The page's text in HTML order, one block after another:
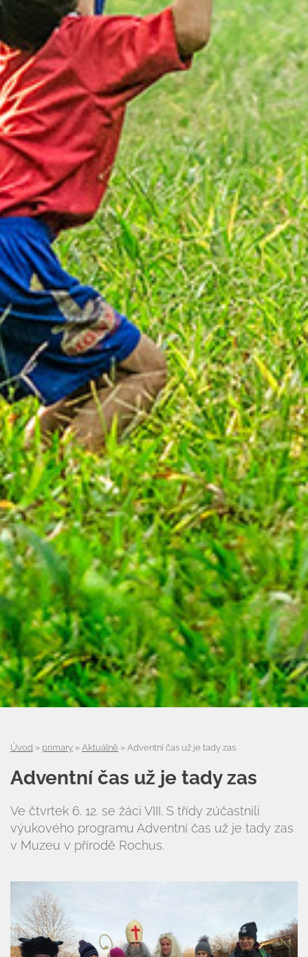
Úvod » primary » Aktuálně » Adventní čas už je tady zas
Adventní čas už je tady zas
Ve čtvrtek 6. 12. se žáci VIII. S třídy zúčastnili
výukového programu Adventní čas už je tady zas
v Muzeu v přírodě Rochus.